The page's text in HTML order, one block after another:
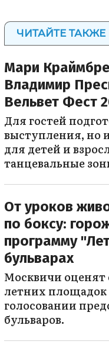
ЧИТАЙТЕ ТАКЖЕ
Мари
Владимир
Вельвет Фест
Для гостей
выступления, но
для детей и
танцевальные
От уроков
по боксу:
программу
бульварах
Москвичи
летних площадок
голосовании
бульваров.